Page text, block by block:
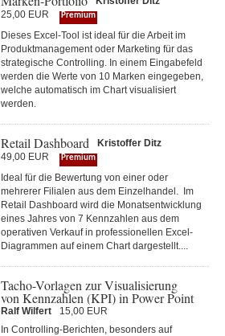
25,00 EUR
Premium
Dieses Excel-Tool ist ideal für die Arbeit im
Produktmanagement oder Marketing für das
strategische Controlling. In einem Eingabefeld
werden die Werte von 10 Marken eingegeben,
welche automatisch im Chart visualisiert
werden.
Retail Dashboard
Kristoffer Ditz
49,00 EUR
Premium
Ideal für die Bewertung von einer oder
mehrerer Filialen aus dem Einzelhandel. Im
Retail Dashboard wird die Monatsentwicklung
eines Jahres von 7 Kennzahlen aus dem
operativen Verkauf in professionellen Excel-
Diagrammen auf einem Chart dargestellt....
Tacho-Vorlagen zur Visualisierung
von Kennzahlen (KPI) in Power Point
Ralf Wilfert
15,00 EUR
In Controlling-Berichten, besonders auf